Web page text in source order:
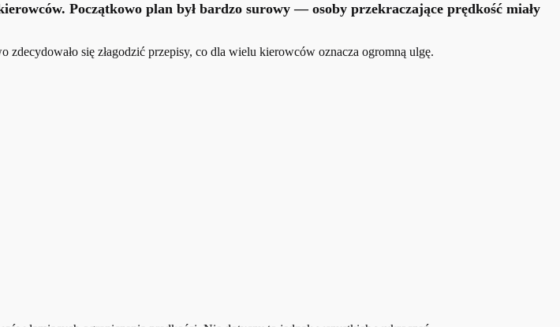
Początkowo plan był bardzo surowy — osoby przekraczające prędkość miały
się złagodzić przepisy, co dla wielu kierowców oznacza ogromną ulgę.